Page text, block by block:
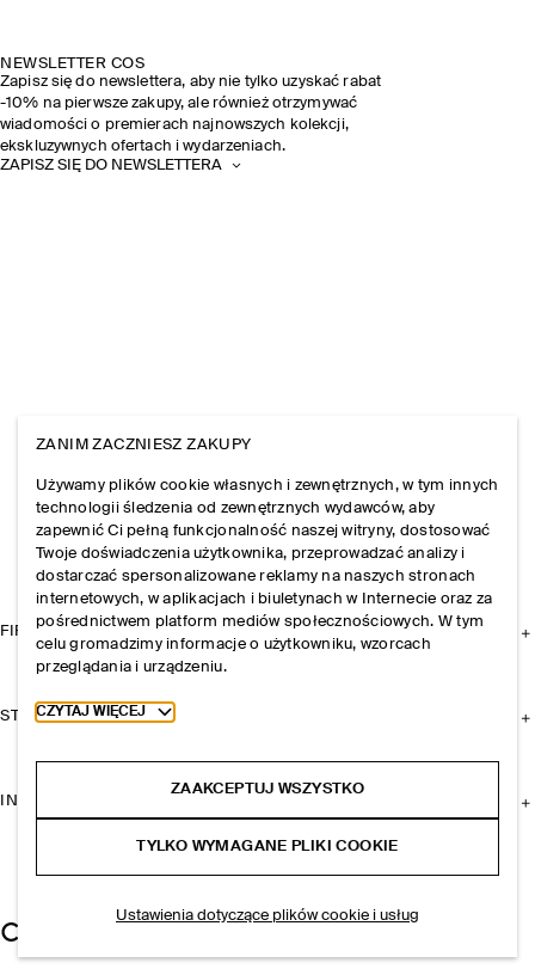
NEWSLETTER COS
Zapisz się do newslettera, aby nie tylko uzyskać rabat
-10% na pierwsze zakupy, ale również otrzymywać
wiadomości o premierach najnowszych kolekcji,
ekskluzywnych ofertach i wydarzeniach.
ZAPISZ SIĘ DO NEWSLETTERA
FIRMA
STREFA KLIENTA
INFORMACJE I REGULAMINY
ZANIM ZACZNIESZ ZAKUPY
Używamy plików cookie własnych i zewnętrznych, w tym innych
technologii śledzenia od zewnętrznych wydawców, aby
zapewnić Ci pełną funkcjonalność naszej witryny, dostosować
Twoje doświadczenia użytkownika, przeprowadzać analizy i
dostarczać spersonalizowane reklamy na naszych stronach
internetowych, w aplikacjach i biuletynach w Internecie oraz za
pośrednictwem platform mediów społecznościowych. W tym
celu gromadzimy informacje o użytkowniku, wzorcach
przeglądania i urządzeniu.
Toggle more cookie information
CZYTAJ WIĘCEJ
ZAAKCEPTUJ WSZYSTKO
TYLKO WYMAGANE PLIKI COOKIE
Ustawienia dotyczące plików cookie i usług